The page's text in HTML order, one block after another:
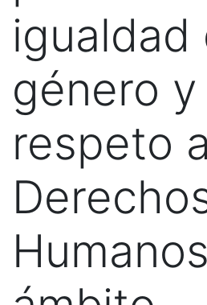
igualdad
género y
respeto